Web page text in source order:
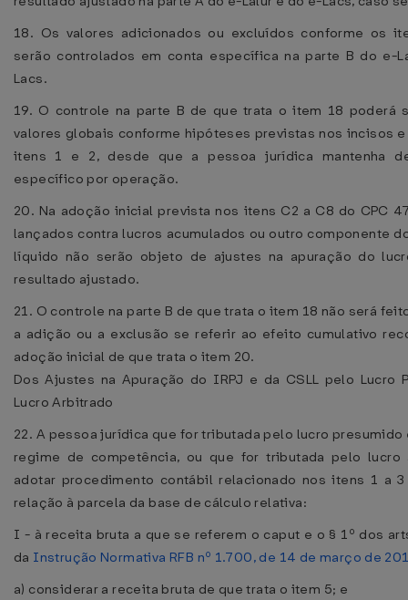
18. Os valores adicionados ou excluídos conforme os
serão controlados em conta específica na parte B do e-
Lacs.
19. O controle na parte B de que trata o item 18 poderá
valores globais conforme hipóteses previstas nos incisos
itens 1 e 2, desde que a pessoa jurídica mantenha
específico por operação.
20. Na adoção inicial prevista nos itens C2 a C8 do CPC
lançados contra lucros acumulados ou outro componente
líquido não serão objeto de ajustes na apuração do
resultado ajustado.
21. O controle na parte B de que trata o item 18 não será
a adição ou a exclusão se referir ao efeito cumulativo
adoção inicial de que trata o item 20.
Dos Ajustes na Apuração do IRPJ e da CSLL pelo Lucro
Lucro Arbitrado
22. A pessoa jurídica que for tributada pelo lucro
regime de competência, ou que for tributada pelo lucro
adotar procedimento contábil relacionado nos itens 1 a
relação à parcela da base de cálculo relativa:
I - à receita bruta a que se referem o caput e o § 1º dos
da Instrução Normativa RFB nº 1.700, de 14 de março de
a) considerar a receita bruta de que trata o item 5; e